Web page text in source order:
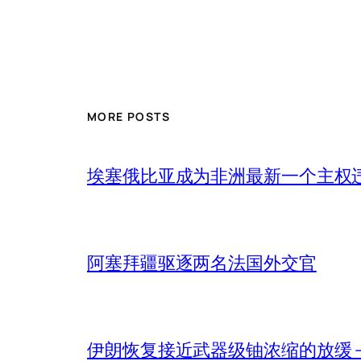
MORE POSTS
埃塞俄比亚成为非洲最新一个主权
阿塞拜疆驱逐两名法国外交官
伊朗恢复接近武器级铀浓缩的放缓